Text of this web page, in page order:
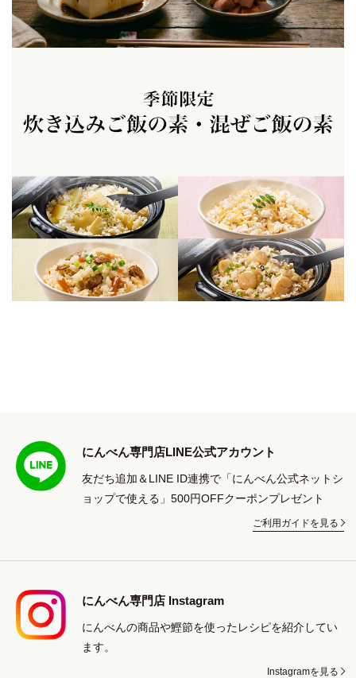
にんべん専門店LINE公式アカウント
友だち追加＆LINE ID連携で「にんべん公式ネットシ
ョップで使える」500円OFFクーポンプレゼント
ご利用ガイドを見る
にんべん専門店 Instagram
にんべんの商品や鰹節を使ったレシピを紹介してい
ます。
Instagramを見る